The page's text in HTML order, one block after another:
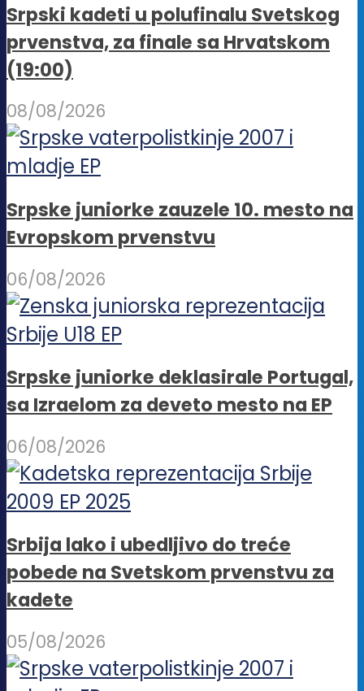
Srpski kadeti u polufinalu Svetskog
prvenstva, za finale sa Hrvatskom
(19:00)
08/08/2026
Srpske juniorke zauzele 10. mesto na
Evropskom prvenstvu
06/08/2026
Srpske juniorke deklasirale Portugal,
sa Izraelom za deveto mesto na EP
06/08/2026
Srbija lako i ubedljivo do treće
pobede na Svetskom prvenstvu za
kadete
05/08/2026